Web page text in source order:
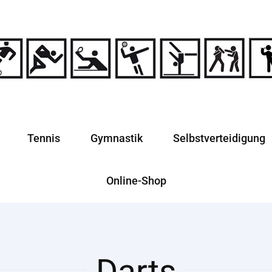
Tennis Gymnastik Selbstverteidigung
Online-Shop